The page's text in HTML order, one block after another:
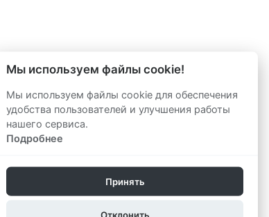
Мы используем файлы cookie!
Мы используем файлы cookie для обеспечения
удобства пользователей и улучшения работы
нашего сервиса.
Подробнее
Принять
Отклонить